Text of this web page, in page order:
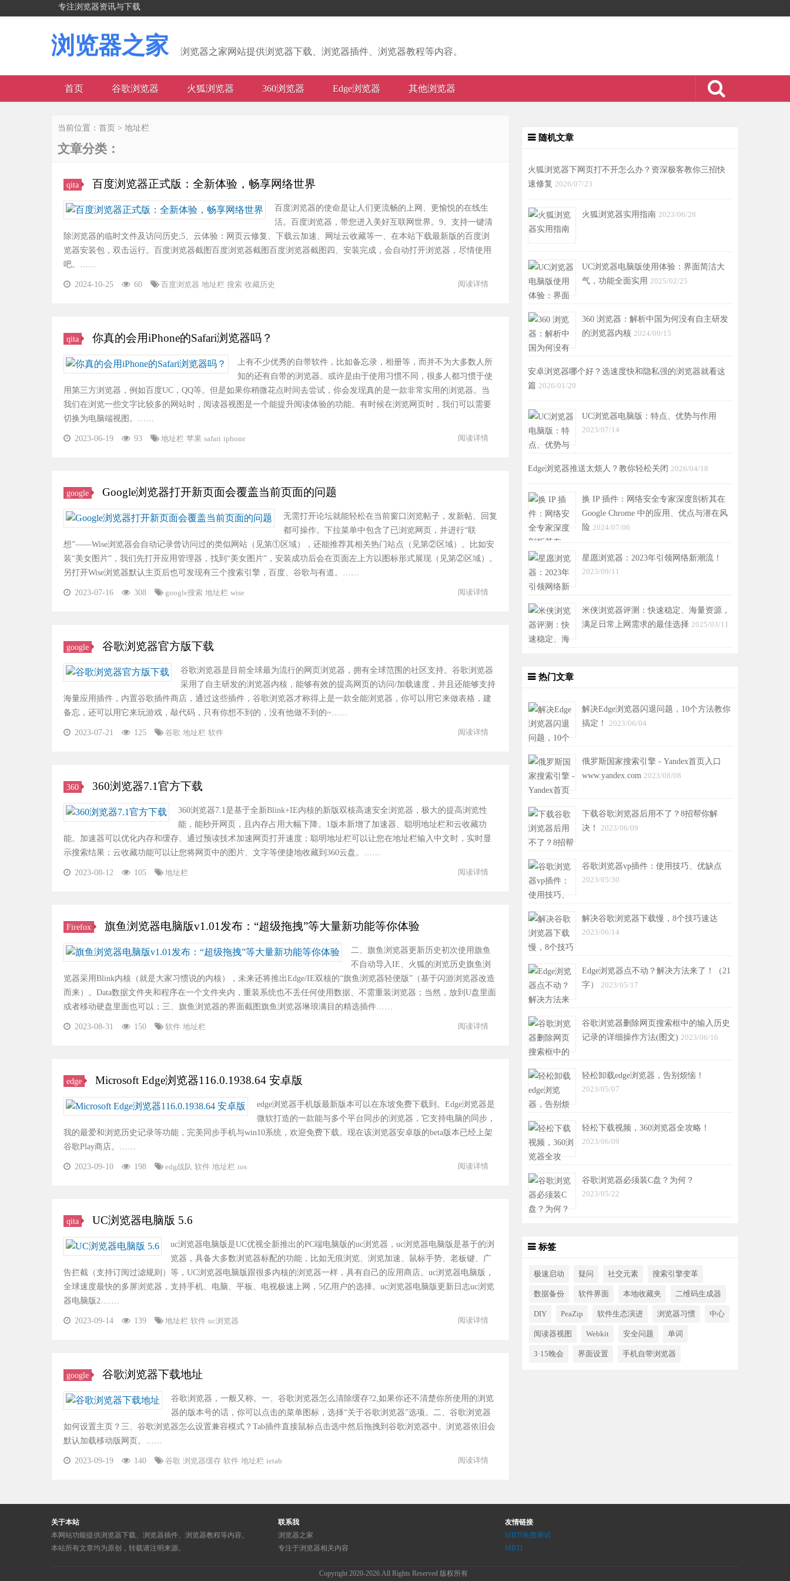
专注浏览器资讯与下载
浏览器之家 浏览器之家网站提供浏览器下载、浏览器插件、浏览器教程等内容。
首页 谷歌浏览器 火狐浏览器 360浏览器 Edge浏览器 其他浏览器
当前位置： 首页 > 地址栏
文章分类：
qita 百度浏览器正式版：全新体验，畅享网络世界
百度浏览器的使命是让人们更流畅的上网、更愉悦的在线生
活。百度浏览器，带您进入美好互联网世界。9、支持一键清
除浏览器的临时文件及访问历史;5、云体验：网页云修复、下载云加速、网址云收藏等一、在本站下载最新版的百度浏
览器安装包，双击运行。百度浏览器截图百度浏览器截图百度浏览器截图四、安装完成，会自动打开浏览器，尽情使用
吧。……
2024-10-25 60 百度浏览器 地址栏 搜索 收藏历史 阅读详情
qita 你真的会用iPhone的Safari浏览器吗？
上有不少优秀的自带软件，比如备忘录，相册等，而并不为大多数人所
知的还有自带的浏览器。或许是由于使用习惯不同，很多人都习惯于使
用第三方浏览器，例如百度UC，QQ等。但是如果你稍微花点时间去尝试，你会发现真的是一款非常实用的浏览器。当
我们在浏览一些文字比较多的网站时，阅读器视图是一个能提升阅读体验的功能。有时候在浏览网页时，我们可以需要
切换为电脑端视图。……
2023-06-19 93 地址栏 苹果 safari iphone 阅读详情
google Google浏览器打开新页面会覆盖当前页面的问题
无需打开论坛就能轻松在当前窗口浏览帖子，发新帖、回复
都可操作。下拉菜单中包含了已浏览网页，并进行“联
想”——Wise浏览器会自动记录曾访问过的类似网站（见第①区域），还能推荐其相关热门站点（见第②区域）。比如安
装“美女图片”，我们先打开应用管理器，找到“美女图片”，安装成功后会在页面左上方以图标形式展现（见第②区域）。
另打开Wise浏览器默认主页后也可发现有三个搜索引擎，百度、谷歌与有道。……
2023-07-16 308 google搜索 地址栏 wise 阅读详情
google 谷歌浏览器官方版下载
谷歌浏览器是目前全球最为流行的网页浏览器，拥有全球范围的社区支持。谷歌浏览器
采用了自主研发的浏览器内核，能够有效的提高网页的访问/加载速度，并且还能够支持
海量应用插件，内置谷歌插件商店，通过这些插件，谷歌浏览器才称得上是一款全能浏览器，你可以用它来做表格，建
备忘，还可以用它来玩游戏，敲代码，只有你想不到的，没有他做不到的~……
2023-07-21 125 谷歌 地址栏 软件 阅读详情
360 360浏览器7.1官方下载
360浏览器7.1是基于全新Blink+IE内核的新版双核高速安全浏览器，极大的提高浏览性
能，能秒开网页，且内存占用大幅下降。1版本新增了加速器、聪明地址栏和云收藏功
能。加速器可以优化内存和缓存、通过预读技术加速网页打开速度；聪明地址栏可以让您在地址栏输入中文时，实时显
示搜索结果；云收藏功能可以让您将网页中的图片、文字等便捷地收藏到360云盘。……
2023-08-12 105 地址栏 阅读详情
Firefox 旗鱼浏览器电脑版v1.01发布：“超级拖拽”等大量新功能等你体验
二、旗鱼浏览器更新历史初次使用旗鱼
不自动导入IE、火狐的浏览历史旗鱼浏
览器采用Blink内核（就是大家习惯说的内核），未来还将推出Edge/IE双核的“旗鱼浏览器轻便版”（基于闪游浏览器改造
而来）。Data数据文件夹和程序在一个文件夹内，重装系统也不丢任何使用数据、不需重装浏览器；当然，放到U盘里面
或者移动硬盘里面也可以；三、旗鱼浏览器的界面截图旗鱼浏览器琳琅满目的精选插件……
2023-08-31 150 软件 地址栏 阅读详情
edge Microsoft Edge浏览器116.0.1938.64 安卓版
edge浏览器手机版最新版本可以在东坡免费下载到。Edge浏览器是
微软打造的一款能与多个平台同步的浏览器，它支持电脑的同步，
我的最爱和浏览历史记录等功能，完美同步手机与win10系统，欢迎免费下载。现在该浏览器安卓版的beta版本已经上架
谷歌Play商店。……
2023-09-10 198 edg战队 软件 地址栏 ios 阅读详情
qita UC浏览器电脑版 5.6
uc浏览器电脑版是UC优视全新推出的PC端电脑版的uc浏览器，uc浏览器电脑版是基于的浏
览器，具备大多数浏览器标配的功能，比如无痕浏览、浏览加速、鼠标手势、老板键、广
告拦截（支持订阅过滤规则）等，UC浏览器电脑版跟很多内核的浏览器一样，具有自己的应用商店。uc浏览器电脑版，
全球速度最快的多屏浏览器，支持手机、电脑、平板、电视极速上网，5亿用户的选择。uc浏览器电脑版更新日志uc浏览
器电脑版2.……
2023-09-14 139 地址栏 软件 uc浏览器 阅读详情
google 谷歌浏览器下载地址
谷歌浏览器，一般又称。一、谷歌浏览器怎么清除缓存?2,如果你还不清楚你所使用的浏览
器的版本号的话，你可以点击的菜单图标，选择“关于谷歌浏览器”选项。二、谷歌浏览器
如何设置主页？三、谷歌浏览器怎么设置兼容模式？Tab插件直接鼠标点击选中然后拖拽到谷歌浏览器中。浏览器依旧会
默认加载移动版网页。……
2023-09-19 140 谷歌 浏览器缓存 软件 地址栏 ietab 阅读详情
随机文章
火狐浏览器下网页打不开怎么办？资深极客教你三招快
速修复 2026/07/23
火狐浏览器实用指南 2023/06/28
UC浏览器电脑版使用体验：界面简洁大
气，功能全面实用 2025/02/25
360 浏览器：解析中国为何没有自主研发
的浏览器内核 2024/09/15
安卓浏览器哪个好？选速度快和隐私强的浏览器就看这
篇 2026/01/29
UC浏览器电脑版：特点、优势与作用
2023/07/14
Edge浏览器推送太烦人？教你轻松关闭 2026/04/18
换 IP 插件：网络安全专家深度剖析其在
Google Chrome 中的应用、优点与潜在风
险 2024/07/06
星愿浏览器：2023年引领网络新潮流！
2023/09/11
米侠浏览器评测：快速稳定、海量资源，
满足日常上网需求的最佳选择 2025/03/11
热门文章
解决Edge浏览器闪退问题，10个方法教你
搞定！ 2023/06/04
俄罗斯国家搜索引擎 - Yandex首页入口
www.yandex.com 2023/08/08
下载谷歌浏览器后用不了？8招帮你解
决！ 2023/06/09
谷歌浏览器vp插件：使用技巧、优缺点
2023/05/30
解决谷歌浏览器下载慢，8个技巧速达
2023/06/14
Edge浏览器点不动？解决方法来了！（21
字） 2023/05/17
谷歌浏览器删除网页搜索框中的输入历史
记录的详细操作方法(图文) 2023/06/16
轻松卸载edge浏览器，告别烦恼！
2023/05/07
轻松下载视频，360浏览器全攻略！
2023/06/09
谷歌浏览器必须装C盘？为何？
2023/05/22
标签
极速启动 疑问 社交元素 搜索引擎变革
数据备份 软件界面 本地收藏夹 二维码生成器
DIY PeaZip 软件生态演进 浏览器习惯 中心
阅读器视图 Webkit 安全问题 单词
3·15晚会 界面设置 手机自带浏览器
关于本站
本网站功能提供浏览器下载、浏览器插件、浏览器教程等内容。
本站所有文章均为原创，转载请注明来源。
联系我
浏览器之家
专注于浏览器相关内容
友情链接
MBTI免费测试
MBTI
Copyright 2020-2026.All Rights Reserved 版权所有